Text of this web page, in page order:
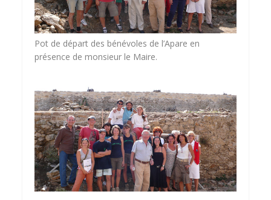
Pot de départ des bénévoles de l’Apare en
présence de monsieur le Maire.